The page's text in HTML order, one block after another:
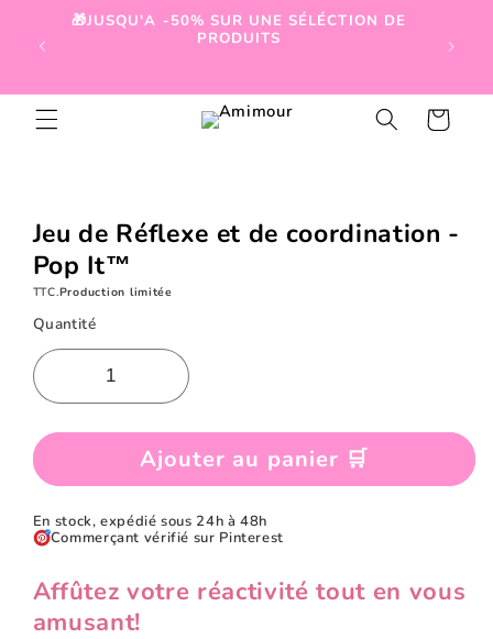
passer
au
🎁JUSQU'A -50% SUR UNE SÉLÉCTION DE
PRODUITS
Panier
Jeu de Réflexe et de coordination -
Pop It™
TTC.Production limitée
Quantité
Ajouter au panier 🛒
En stock, expédié sous 24h à 48h
Commerçant vérifié sur Pinterest
Affûtez votre réactivité tout en vous
amusant!